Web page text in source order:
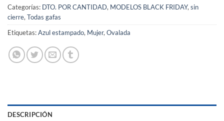
Categorías: DTO. POR CANTIDAD, MODELOS BLACK FRIDAY,sin
cierre,Todas gafas
Etiquetas:Azul estampado, Mujer,Ovalada
DESCRIPCIÓN